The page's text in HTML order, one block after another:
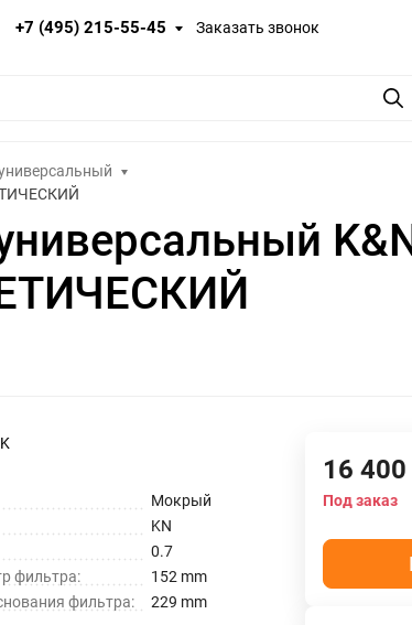
+7 (495) 215-55-45 Заказать звонок
Мокрый
KN
0.7
фильтра:
152 mm
фильтра:
229 mm
16 400
Под заказ